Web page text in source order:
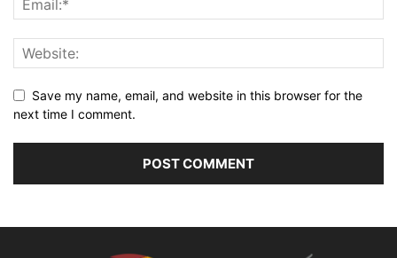
Save my name, email, and website in this browser for the
next time I comment.